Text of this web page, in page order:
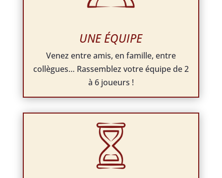
UNE ÉQUIPE
Venez entre amis, en famille, entre
collègues… Rassemblez votre équipe de 2
à 6 joueurs !